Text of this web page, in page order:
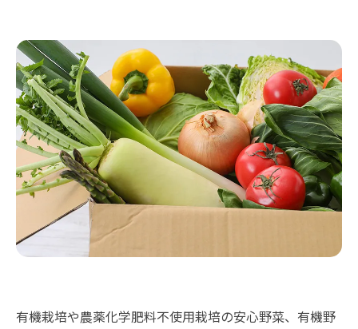
有機栽培や農薬化学肥料不使用栽培の安心野菜、有機野